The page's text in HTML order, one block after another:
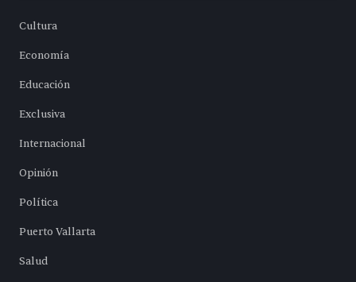
Cultura
Economía
Educación
Exclusiva
Internacional
Opinión
Política
Puerto Vallarta
Salud